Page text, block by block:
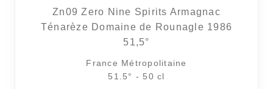
Zn09 Zero Nine Spirits Armagnac
Ténarèze Domaine de Rounagle 1986
51,5°
France Métropolitaine
51.5° - 50 cl